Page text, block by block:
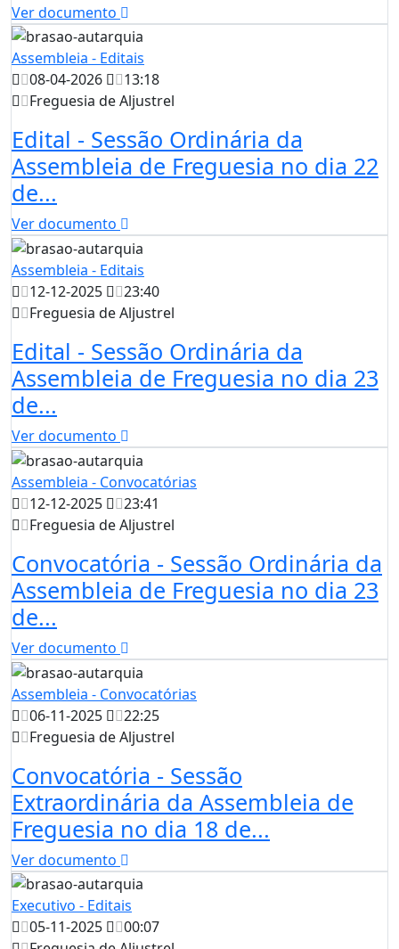
Ver documento
Assembleia - Editais
08-04-2026
13:18
Freguesia de Aljustrel
Edital - Sessão Ordinária da
Assembleia de Freguesia no dia 22
de...
Ver documento
Assembleia - Editais
12-12-2025
23:40
Freguesia de Aljustrel
Edital - Sessão Ordinária da
Assembleia de Freguesia no dia 23
de...
Ver documento
Assembleia - Convocatórias
12-12-2025
23:41
Freguesia de Aljustrel
Convocatória - Sessão Ordinária da
Assembleia de Freguesia no dia 23
de...
Ver documento
Assembleia - Convocatórias
06-11-2025
22:25
Freguesia de Aljustrel
Convocatória - Sessão
Extraordinária da Assembleia de
Freguesia no dia 18 de...
Ver documento
Executivo - Editais
05-11-2025
00:07